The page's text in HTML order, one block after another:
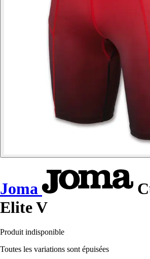
Joma
Elite V
Produit indisponible
Toutes les variations sont épuisées